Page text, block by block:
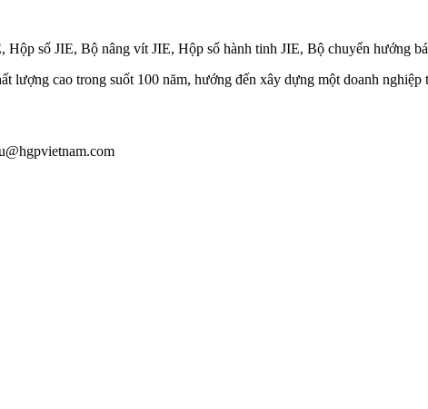
số JIE, Bộ nâng vít JIE, Hộp số hành tinh JIE, Bộ chuyển hướng
lượng cao trong suốt 100 năm, hướng đến xây dựng một doanh